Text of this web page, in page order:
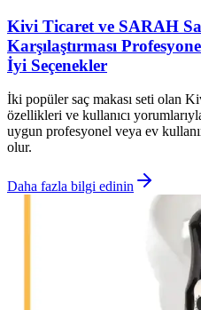
Kivi Ticaret ve SARAH
Karşılaştırması
İyi Seçenekler
İki popüler saç makası seti olan
özellikleri ve kullanıcı
uygun profesyonel veya ev
olur.
Daha fazla bilgi edinin